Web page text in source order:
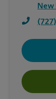
New